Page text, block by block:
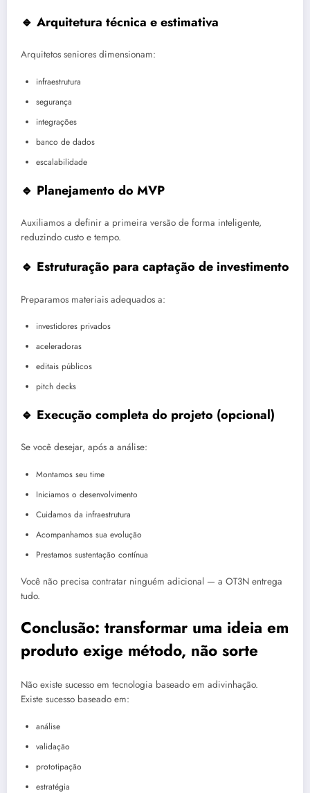
🔹 Arquitetura técnica e estimativa
Arquitetos seniores dimensionam:
infraestrutura
segurança
integrações
banco de dados
escalabilidade
🔹 Planejamento do MVP
Auxiliamos a definir a primeira versão de forma inteligente,
reduzindo custo e tempo.
🔹 Estruturação para captação de investimento
Preparamos materiais adequados a:
investidores privados
aceleradoras
editais públicos
pitch decks
🔹 Execução completa do projeto (opcional)
Se você desejar, após a análise:
Montamos seu time
Iniciamos o desenvolvimento
Cuidamos da infraestrutura
Acompanhamos sua evolução
Prestamos sustentação contínua
Você não precisa contratar ninguém adicional — a OT3N entrega
tudo.
Conclusão: transformar uma ideia em
produto exige método, não sorte
Não existe sucesso em tecnologia baseado em adivinhação.
Existe sucesso baseado em:
análise
validação
prototipação
estratégia